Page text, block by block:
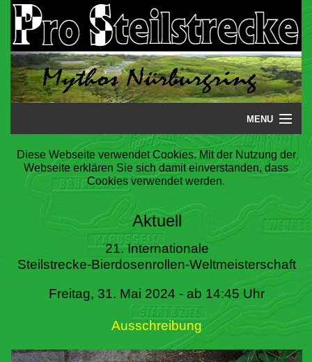
MENU
Startseite
Steilstrecke
Literatur
Termine
Diese Webseite verwendet Cookies. Mit der Nutzung der
Webseite erklären Sie sich damit einverstanden, dass
Cookies verwendet werden.
Aktuell
21. Internationale
Steilstrecke-Bierdosenrollen-Weltmeisterschaft
Freitag, 31. Mai 2024 - ab 14:45 Uhr
Ausschreibung